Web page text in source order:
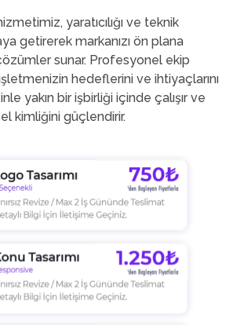
yaratıcılığı ve teknik
getirerek markanızı ön plana
sunar. Profesyonel ekip
hedeflerini ve ihtiyaçlarını
yakın bir işbirliği içinde çalışır ve
kimliğini güçlendirir.